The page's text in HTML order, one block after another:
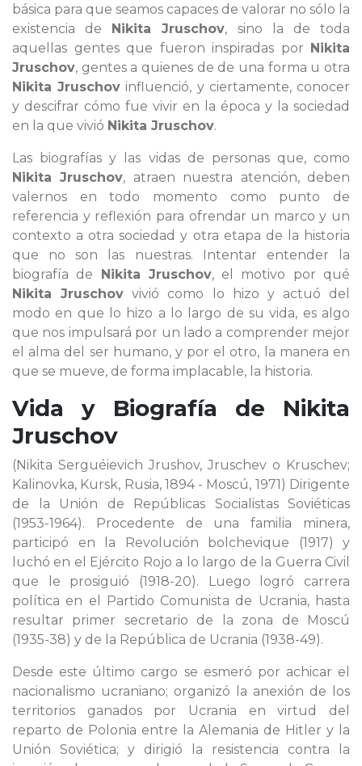
básica para que seamos capaces de valorar no sólo la
existencia de Nikita Jruschov, sino la de toda
aquellas gentes que fueron inspiradas por Nikita
Jruschov, gentes a quienes de de una forma u otra
Nikita Jruschov influenció, y ciertamente, conocer
y descifrar cómo fue vivir en la época y la sociedad
en la que vivió Nikita Jruschov.
Las biografías y las vidas de personas que, como
Nikita Jruschov, atraen nuestra atención, deben
valernos en todo momento como punto de
referencia y reflexión para ofrendar un marco y un
contexto a otra sociedad y otra etapa de la historia
que no son las nuestras. Intentar entender la
biografía de Nikita Jruschov, el motivo por qué
Nikita Jruschov vivió como lo hizo y actuó del
modo en que lo hizo a lo largo de su vida, es algo
que nos impulsará por un lado a comprender mejor
el alma del ser humano, y por el otro, la manera en
que se mueve, de forma implacable, la historia.
Vida y Biografía de Nikita
Jruschov
(Nikita Serguéievich Jrushov, Jruschev o Kruschev;
Kalinovka, Kursk, Rusia, 1894 - Moscú, 1971) Dirigente
de la Unión de Repúblicas Socialistas Soviéticas
(1953-1964). Procedente de una familia minera,
participó en la Revolución bolchevique (1917) y
luchó en el Ejército Rojo a lo largo de la Guerra Civil
que le prosiguió (1918-20). Luego logró carrera
política en el Partido Comunista de Ucrania, hasta
resultar primer secretario de la zona de Moscú
(1935-38) y de la República de Ucrania (1938-49).
Desde este último cargo se esmeró por achicar el
nacionalismo ucraniano; organizó la anexión de los
territorios ganados por Ucrania en virtud del
reparto de Polonia entre la Alemania de Hitler y la
Unión Soviética; y dirigió la resistencia contra la